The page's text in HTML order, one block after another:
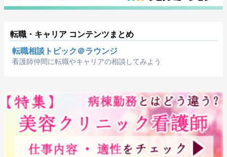
転職・キャリア コンテンツまとめ
転職相談トピック＠ラウンジ
看護師仲間に転職やキャリアの相談してみよう